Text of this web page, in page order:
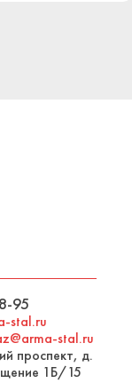
95
stal.ru
stal.ru
проспект, д.
1Б/15